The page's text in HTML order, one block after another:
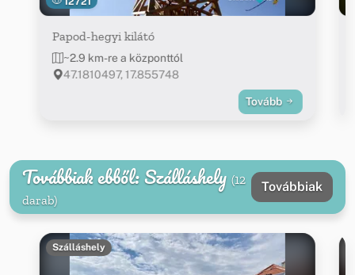
Papod-hegyi kilátó
~2.9 km-re a központtól
47.1810497, 17.855748
Tovább
Továbbiak ebből: Szálláshely (12
darab)
Továbbiak
Szálláshely